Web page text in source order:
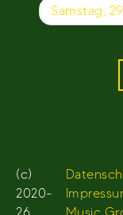
Samstag,
(c)
2020-